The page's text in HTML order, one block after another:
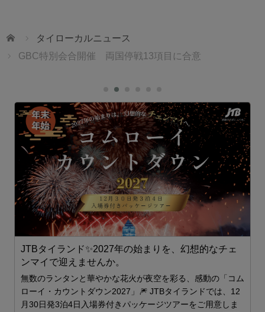
ホーム
タイローカルニュース
GBC特別会合開催 両国停戦13項目に合意
JTBタイランド✨2027年の始まりを、幻想的なチェ
ンマイで迎えませんか。
無数のランタンと華やかな花火が夜空を彩る、感動の「コム
ローイ・カウントダウン2027」🎆 JTBタイランドでは、12
月30日発3泊4日入場券付きパッケージツアーをご用意しま